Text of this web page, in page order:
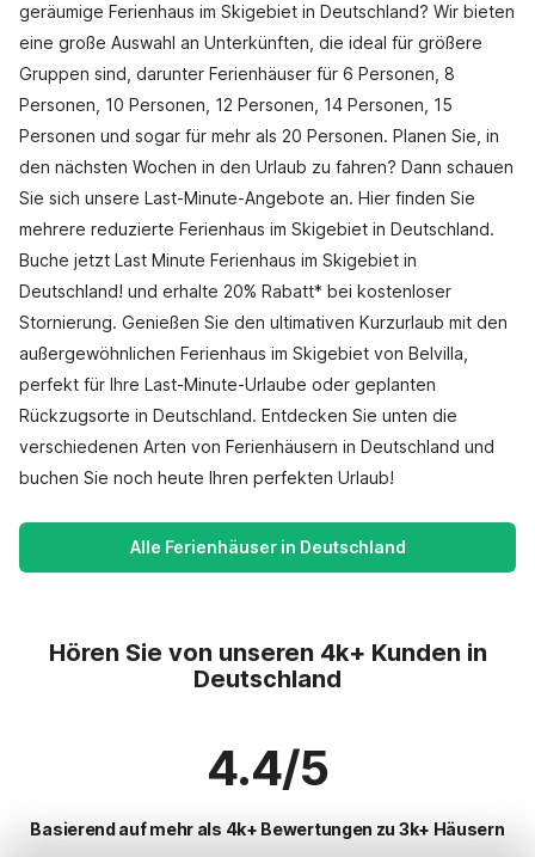
geräumige Ferienhaus im Skigebiet in Deutschland? Wir bieten
eine große Auswahl an Unterkünften, die ideal für größere
Gruppen sind, darunter Ferienhäuser für 6 Personen, 8
Personen, 10 Personen, 12 Personen, 14 Personen, 15
Personen und sogar für mehr als 20 Personen. Planen Sie, in
den nächsten Wochen in den Urlaub zu fahren? Dann schauen
Sie sich unsere Last-Minute-Angebote an. Hier finden Sie
mehrere reduzierte Ferienhaus im Skigebiet in Deutschland.
Buche jetzt Last Minute Ferienhaus im Skigebiet in
Deutschland! und erhalte 20% Rabatt* bei kostenloser
Stornierung. Genießen Sie den ultimativen Kurzurlaub mit den
außergewöhnlichen Ferienhaus im Skigebiet von Belvilla,
perfekt für Ihre Last-Minute-Urlaube oder geplanten
Rückzugsorte in Deutschland. Entdecken Sie unten die
verschiedenen Arten von Ferienhäusern in Deutschland und
buchen Sie noch heute Ihren perfekten Urlaub!
Alle Ferienhäuser in Deutschland
Hören Sie von unseren 4k+ Kunden in
Deutschland
4.4/5
Basierend auf mehr als 4k+ Bewertungen zu 3k+ Häusern